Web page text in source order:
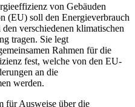
von Gebäuden
(EU) soll den Energieverbrauch
verschiedenen klimatischen
tragen. Sie legt
Rahmen für die
fest, welche von den EU-
an die
werden.
für Ausweise über die